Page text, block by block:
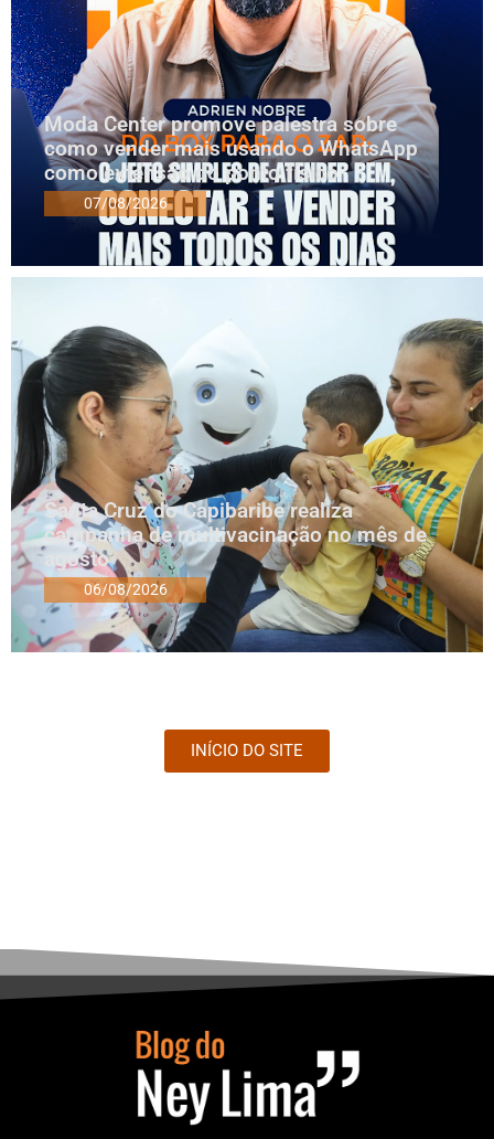
Moda Center promove palestra sobre
como vender mais usando o WhatsApp
como extensão do ponto físico
07/08/2026
Santa Cruz do Capibaribe realiza
campanha de multivacinação no mês de
agosto
06/08/2026
INÍCIO DO SITE